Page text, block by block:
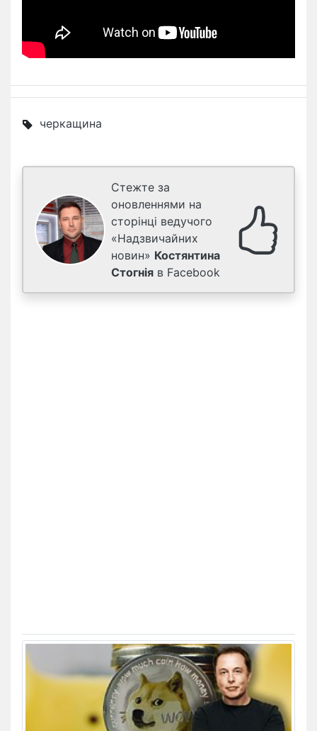
черкащина
Стежте за
оновленнями на
сторінці ведучого
«Надзвичайних
новин» Костянтина
Стогнія в Facebook